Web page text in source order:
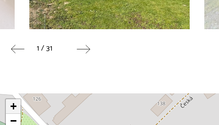
1 / 31
+
−